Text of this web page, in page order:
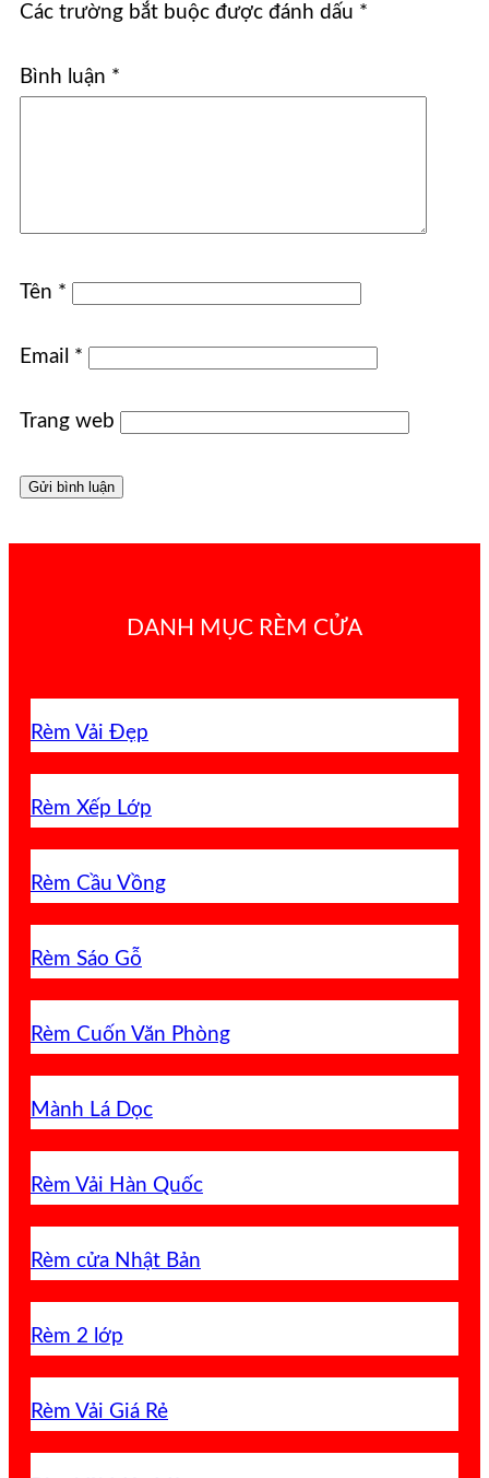
Các trường bắt buộc được đánh dấu *
Bình luận *
Tên *
Email *
Trang web
DANH MỤC RÈM CỬA
Rèm Vải Đẹp
Rèm Xếp Lớp
Rèm Cầu Vồng
Rèm Sáo Gỗ
Rèm Cuốn Văn Phòng
Mành Lá Dọc
Rèm Vải Hàn Quốc
Rèm cửa Nhật Bản
Rèm 2 lớp
Rèm Vải Giá Rẻ